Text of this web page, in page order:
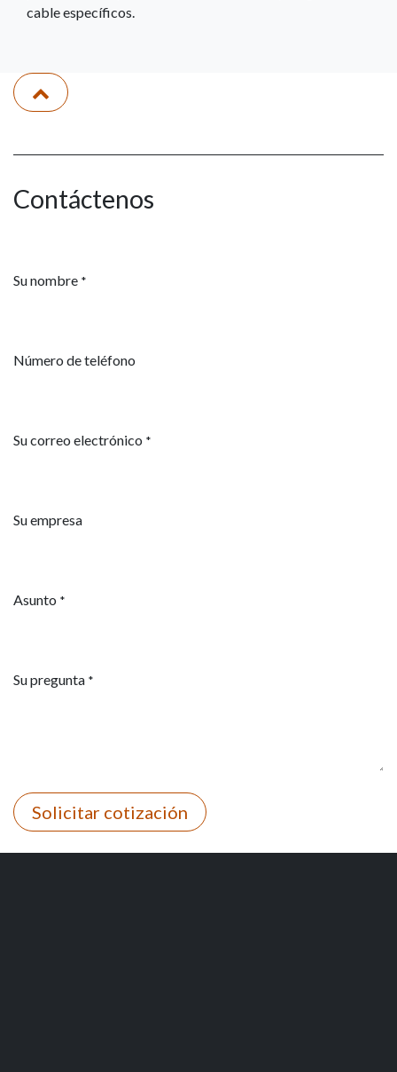
cable específicos.
Contáctenos
Su nombre *
Número de teléfono
Su correo electrónico *
Su empresa
Asunto *
Su pregunta *
Solicitar cotización